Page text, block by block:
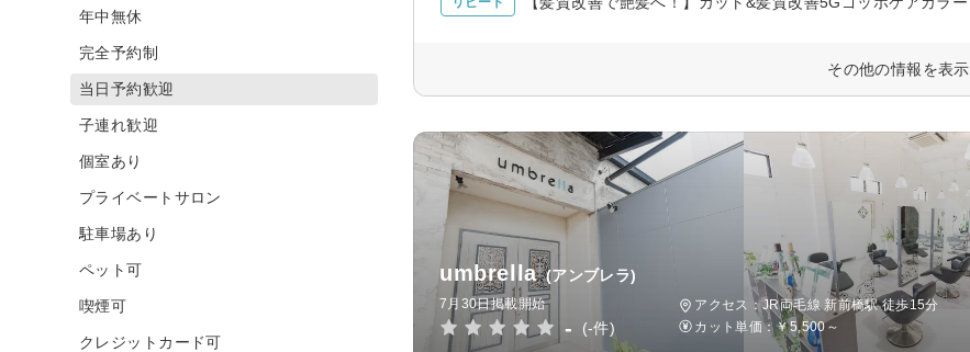
その他の情報を表示
umbrella (アンブレラ)
7月30日掲載開始
- (-件)
アクセス：JR両毛線 新前橋駅 徒歩15分
カット単価：￥5,500～
年中無休
完全予約制
当日予約歓迎
子連れ歓迎
個室あり
プライベートサロン
駐車場あり
ペット可
喫煙可
クレジットカード可